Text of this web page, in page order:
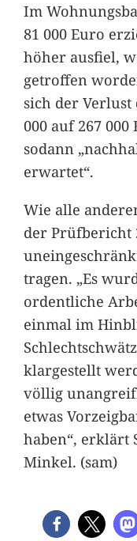
Im
81 000 Euro
höher ausfiel,
getroffen
sich der Verlust
000 auf 267
sodann
erwartet“.
Wie alle
der Prüfbericht
tragen. „Es
ordentliche
einmal im
klargestellt
völlig
etwas
haben“, erklärt
Minkel. (sam)